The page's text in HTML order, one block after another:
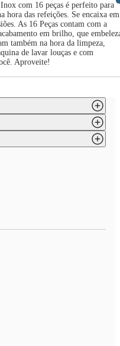
com 16 peças é perfeito para
hora das refeições. Se encaixa em
As 16 Peças contam com a
em brilho, que
também na hora da limpeza,
de lavar louças e com
Aproveite!